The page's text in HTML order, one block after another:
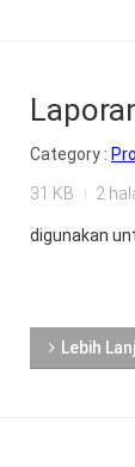
Category :
31 KB 2
digunakan
Lebih